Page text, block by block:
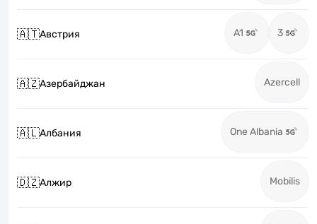
🇦🇹Австрия A1 3
🇦🇿Азербайджан Azercell
🇦🇱Албания One Albania
🇩🇿Алжир Mobilis